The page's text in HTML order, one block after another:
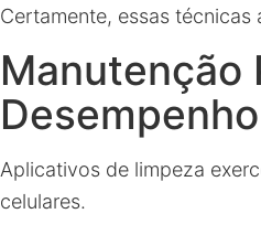
Certamente, essas técnicas
Manutenção
Aplicativos de limpeza
celulares.